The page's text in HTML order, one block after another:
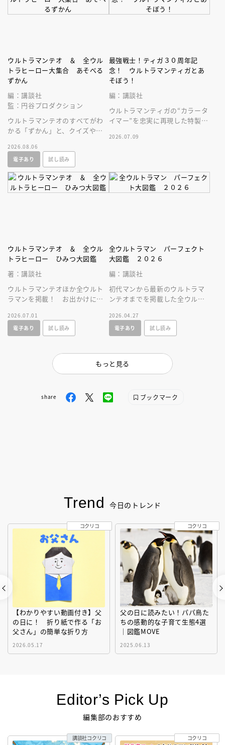
ウルトラマンテオ ＆ 全ウル
トラヒーロー大集合 あそべる
ずかん
編：講談社
監：円谷プロダクション
ウルトラマンテオのすべてがわ
かる「ずかん」と、クイズや絵
る「あそび」ページがぎゅっと
一冊に！
2026.08.06
電子あり
試し読み
最強戦士！ティガ３０周年記
念！ ウルトラマンティガとあ
そぼう！
編：講談社
ウルトラマンティガの“カラータ
イマー”を忠実に再現した特製ラ
Ｅ ＴＩＧＡ」サウンド付録つ
2026.07.09
ウルトラマンテオ ＆ 全ウル
トラヒーロー ひみつ大図鑑
著：講談社
ウルトラマンテオほか全ウルト
ラマンを掲載！ お出かけに便
ルトラヒーロのすべてが分か
る！
2026.07.01
電子あり
試し読み
全ウルトラマン パーフェクト
大図鑑 ２０２６
編：講談社
初代マンから最新のウルトラマ
ンテオまでを掲載した全ウルト
訂版。必殺技やプロフィールを
大公開！
2026.04.27
電子あり
試し読み
もっと見る
share ブックマーク
Trend 今日のトレンド
【わかりやすい動画付き】父
の日に！ 折り紙で作る「お
父さん」の簡単な折り方
2026.05.17
コクリコ
父の日に読みたい！パパ鳥た
ちの感動的な子育て生態4選
｜図鑑MOVE
2025.06.13
コクリコ
Editor’s Pick Up
編集部のおすすめ
講談社コクリコ コクリコ